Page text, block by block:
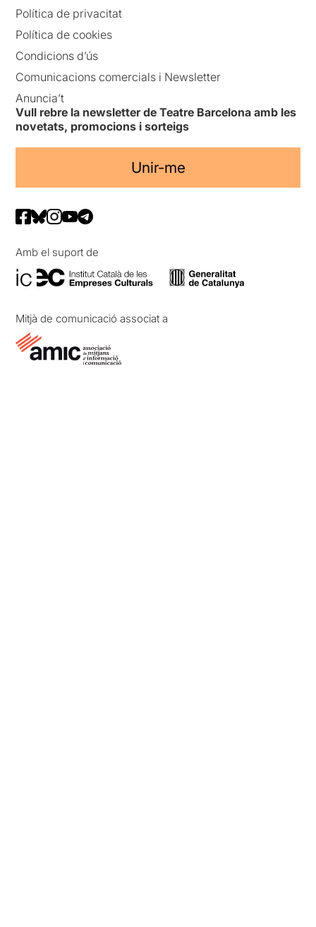
Política de privacitat
Política de cookies
Condicions d’ús
Comunicacions comercials i Newsletter
Anuncia’t
Vull rebre la newsletter de Teatre Barcelona amb les
novetats, promocions i sorteigs
Unir-me
Amb el suport de
Mitjà de comunicació associat a